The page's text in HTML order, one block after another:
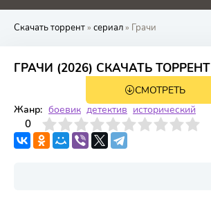
0 0 0
Скачать торрент» сериал» Грачи
ГРАЧИ (2026) СКАЧАТЬ ТОРРЕНТ
1 сезон 8 серияСМОТРЕТЬ
Жанр: боевик детектив исторический
0
4 6 7 8 9 10